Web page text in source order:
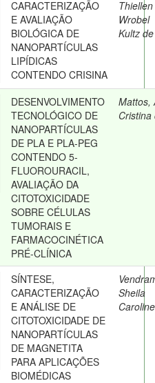
CARACTERIZAÇÃO
E AVALIAÇÃO
BIOLÓGICA DE
NANOPARTÍCULAS
LIPÍDICAS
CONTENDO CRISINA
Thiellen
Wrobel
Kultz de
DESENVOLVIMENTO
TECNOLÓGICO DE
NANOPARTÍCULAS
DE PLA E PLA-PEG
CONTENDO 5-
FLUOROURACIL,
AVALIAÇÃO DA
CITOTOXICIDADE
SOBRE CÉLULAS
TUMORAIS E
FARMACOCINÉTICA
PRÉ-CLÍNICA
Mattos,
Cristina
SÍNTESE,
CARACTERIZAÇÃO
E ANÁLISE DE
CITOTOXICIDADE DE
NANOPARTÍCULAS
DE MAGNETITA
PARA APLICAÇÕES
BIOMÉDICAS
Sheila
Caroline